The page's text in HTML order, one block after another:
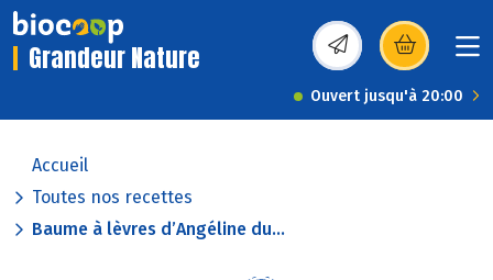
Grandeur Nature (s’ouvre dans une
Ouvert jusqu'à 20:00
Accueil
Toutes nos recettes
Baume à lèvres d’Angéline du...